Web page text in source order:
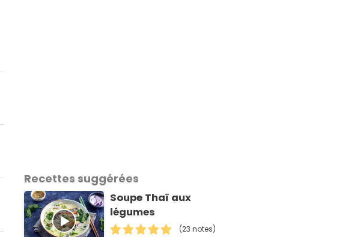
Recettes suggérées
Soupe Thaï aux
légumes
(23 notes)